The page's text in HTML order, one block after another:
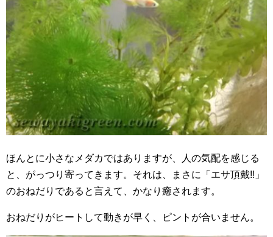
ほんとに小さなメダカではありますが、人の気配を感じる
と、がっつり寄ってきます。それは、まさに「エサ頂戴!!」
のおねだりであると言えて、かなり癒されます。
おねだりがヒートして動きが早く、ピントが合いません。